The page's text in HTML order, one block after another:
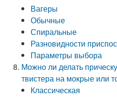
Вагеры
Обычные
Спиральные
Разновидности
Параметры выбора
Можно ли делать
твистера на мокрые или
Классическая